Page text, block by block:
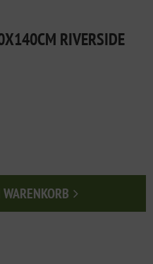
RIVERSIDE
Warenkorb